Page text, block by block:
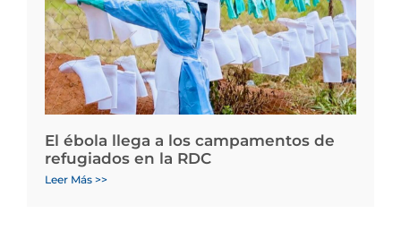
El ébola llega a los campamentos de
refugiados en la RDC
Leer Más >>